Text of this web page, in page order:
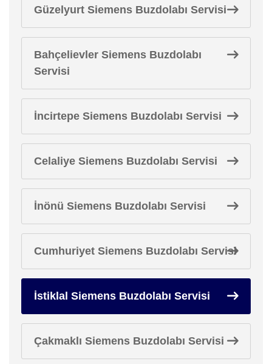
Güzelyurt Siemens Buzdolabı Servisi
Bahçelievler Siemens Buzdolabı
Servisi
İncirtepe Siemens Buzdolabı Servisi
Celaliye Siemens Buzdolabı Servisi
İnönü Siemens Buzdolabı Servisi
Cumhuriyet Siemens Buzdolabı Servisi
İstiklal Siemens Buzdolabı Servisi
Çakmaklı Siemens Buzdolabı Servisi